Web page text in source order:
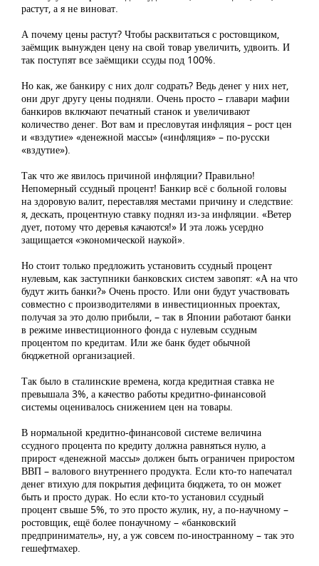
растут, а я не виноват.
А почему цены растут? Чтобы расквитаться с ростовщиком,
заёмщик вынужден цену на свой товар увеличить, удвоить. И
так поступят все заёмщики ссуды под 100%.
Но как, же банкиру с них долг содрать? Ведь денег у них нет,
они друг другу цены подняли. Очень просто – главари мафии
банкиров включают печатный станок и увеличивают
количество денег. Вот вам и пресловутая инфляция – рост цен
и «вздутие» «денежной массы» («инфляция» – по-русски
«вздутие»).
Так что же явилось причиной инфляции? Правильно!
Непомерный ссудный процент! Банкир всё с больной головы
на здоровую валит, переставляя местами причину и следствие:
я, дескать, процентную ставку поднял из-за инфляции. «Ветер
дует, потому что деревья качаются!» И эта ложь усердно
защищается «экономической наукой».
Но стоит только предложить установить ссудный процент
нулевым, как заступники банковских систем завопят: «А на что
будут жить банки?» Очень просто. Или они будут участвовать
совместно с производителями в инвестиционных проектах,
получая за это долю прибыли, – так в Японии работают банки
в режиме инвестиционного фонда с нулевым ссудным
процентом по кредитам. Или же банк будет обычной
бюджетной организацией.
Так было в сталинские времена, когда кредитная ставка не
превышала 3%, а качество работы кредитно-финансовой
системы оценивалось снижением цен на товары.
В нормальной кредитно-финансовой системе величина
ссудного процента по кредиту должна равняться нулю, а
прирост «денежной массы» должен быть ограничен приростом
ВВП – валового внутреннего продукта. Если кто-то напечатал
денег втихую для покрытия дефицита бюджета, то он может
быть и просто дурак. Но если кто-то установил ссудный
процент свыше 5%, то это просто жулик, ну, а по-научному –
ростовщик, ещё более понаучному – «банковский
предприниматель», ну, а уж совсем по-иностранному – так это
гешефтмахер.